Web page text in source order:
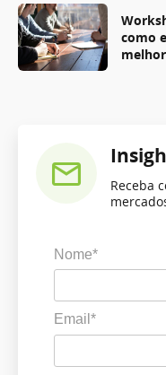
como
Receba
Nome*
Email*